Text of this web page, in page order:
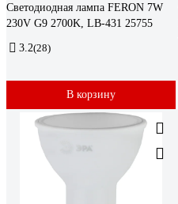
Светодиодная лампа FERON 7W
230V G9 2700K, LB-431 25755
3.2(28)
В корзину